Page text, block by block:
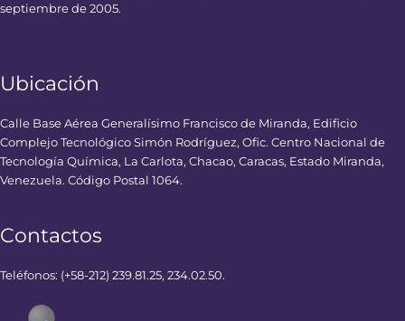
septiembre de 2005.
Ubicación
Calle Base Aérea Generalísimo Francisco de Miranda, Edificio
Complejo Tecnológico Simón Rodríguez, Ofic. Centro Nacional de
Tecnología Química, La Carlota, Chacao, Caracas, Estado Miranda,
Venezuela. Código Postal 1064.
Contactos
Teléfonos: (+58-212) 239.81.25, 234.02.50.